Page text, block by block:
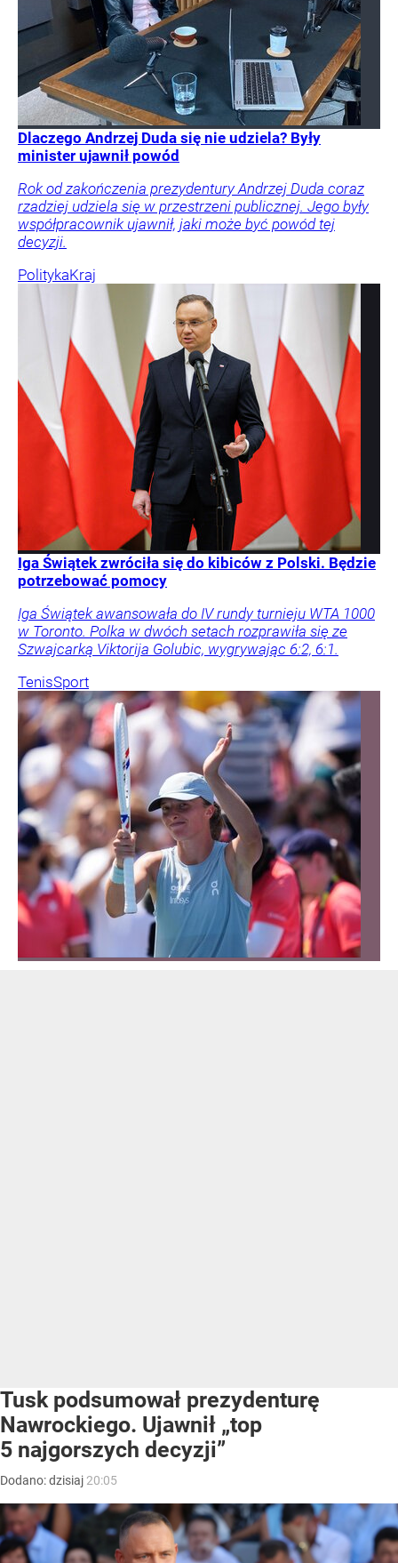
Dlaczego Andrzej Duda się nie udziela? Były
minister ujawnił powód
Rok od zakończenia prezydentury Andrzej Duda coraz
rzadziej udziela się w przestrzeni publicznej. Jego były
współpracownik ujawnił, jaki może być powód tej
decyzji.
PolitykaKraj
Iga Świątek zwróciła się do kibiców z Polski. Będzie
potrzebować pomocy
Iga Świątek awansowała do IV rundy turnieju WTA 1000
w Toronto. Polka w dwóch setach rozprawiła się ze
Szwajcarką Viktorija Golubic, wygrywając 6:2, 6:1.
TenisSport
Tusk podsumował prezydenturę
Nawrockiego. Ujawnił „top
5 najgorszych decyzji”
Dodano:dzisiaj 20:05